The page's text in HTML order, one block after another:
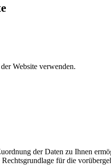
Website verwenden.
der Daten zu Ihnen
für die